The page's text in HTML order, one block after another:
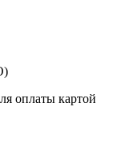
оплаты картой